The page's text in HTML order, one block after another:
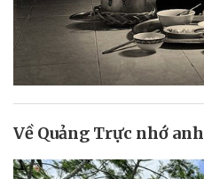
Về Quảng Trực nhớ anh